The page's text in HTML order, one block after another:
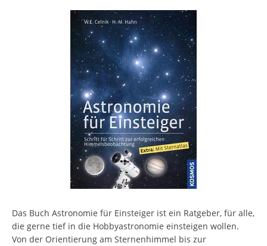
Das Buch Astronomie für Einsteiger ist ein Ratgeber, für alle,
die gerne tief in die Hobbyastronomie einsteigen wollen.
Von der Orientierung am Sternenhimmel bis zur